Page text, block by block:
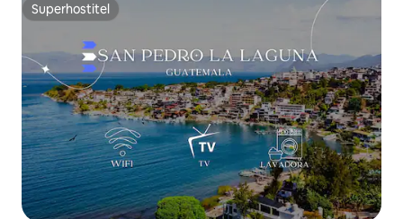
Superhostitel
Superhostitel